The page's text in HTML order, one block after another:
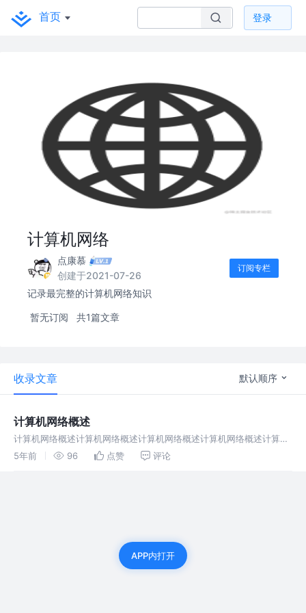
首页 登录
计算机网络
点康慕
创建于2021-07-26
订阅专栏
记录最完整的计算机网络知识
暂无订阅 共1篇文章
收录文章 默认顺序
计算机网络概述
计算机网络概述计算机网络概述计算机网络概述计算机网络概述计算机
网络概述计算机网络概述计算机网络概述计算机网络概述
5年前 96 点赞 评论
APP内打开